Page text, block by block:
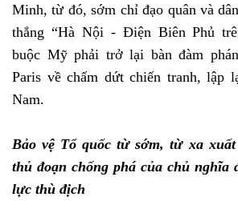
Minh, từ đó, sớm chỉ đạo quân và
thắng “Hà Nội - Điện Biên Phủ
buộc Mỹ phải trở lại bàn đàm
Paris về chấm dứt chiến tranh, lập
Nam.
Bảo vệ Tổ quốc từ sớm, từ xa
thủ đoạn chống phá của chủ nghĩa
lực thù địch